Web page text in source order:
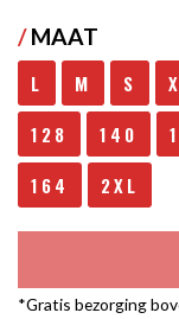
/MAAT
L M S
128
140
164
2XL
*Gratis bezorging